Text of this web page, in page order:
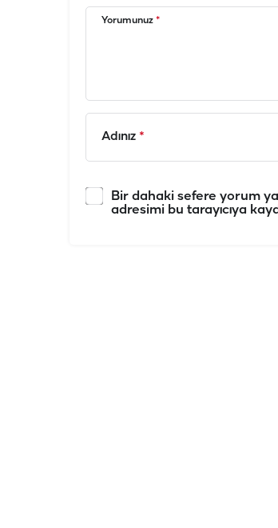
Yorumunuz *
Adınız *
Bir dahaki sefere yorum
adresimi bu tarayıcıya